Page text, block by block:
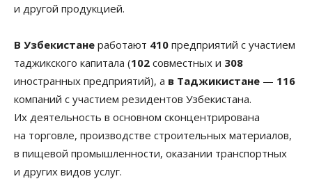
и другой продукцией.
В Узбекистане работают 410 предприятий с участием
таджикского капитала (102 совместных и 308
иностранных предприятий), а в Таджикистане — 116
компаний с участием резидентов Узбекистана.
Их деятельность в основном сконцентрирована
на торговле, производстве строительных материалов,
в пищевой промышленности, оказании транспортных
и других видов услуг.